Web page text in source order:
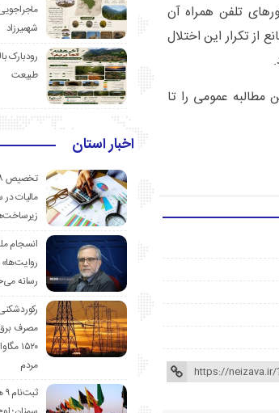
تلفن همراه آن
تکرار این اختلال
مطالبه عمومی را تا
شهمیرزاد
رودبارک
طبیعت
اخبار استان
مالیات
انسجام
رسانه
مصرف
۱۵۲۰
مردم